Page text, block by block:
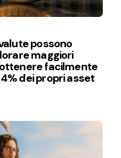
possono
maggiori
facilmente
dei propri asset